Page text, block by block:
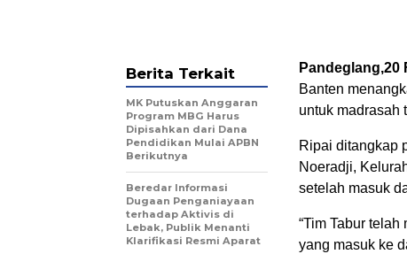
Pandeglang,20
Banten
untuk madrasah
Ripai ditangkap
Noeradji,
setelah masuk
“Tim Tabur
yang masuk ke
Berita Terkait
MK Putuskan Anggaran
Program MBG Harus
Dipisahkan dari Dana
Pendidikan Mulai APBN
Berikutnya
Beredar Informasi
Dugaan Penganiayaan
terhadap Aktivis di
Lebak, Publik Menanti
Klarifikasi Resmi Aparat